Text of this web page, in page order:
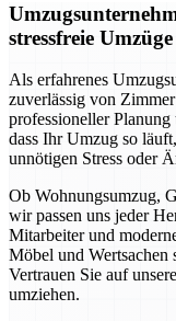
stressfreie Umzüge
Als erfahrenes
zuverlässig von
professioneller
dass Ihr Umzug so
unnötigen Stress oder
Ob Wohnungsumzug,
wir passen uns jeder
Mitarbeiter und
Möbel und Wertsachen
Vertrauen Sie auf
umziehen.